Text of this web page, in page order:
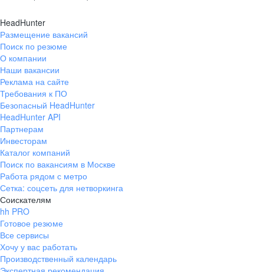
HeadHunter
Размещение вакансий
Поиск по резюме
О компании
Наши вакансии
Реклама на сайте
Требования к ПО
Безопасный HeadHunter
HeadHunter API
Партнерам
Инвесторам
Каталог компаний
Поиск по вакансиям в Москве
Работа рядом с метро
Сетка: соцсеть для нетворкинга
Соискателям
hh PRO
Готовое резюме
Все сервисы
Хочу у вас работать
Производственный календарь